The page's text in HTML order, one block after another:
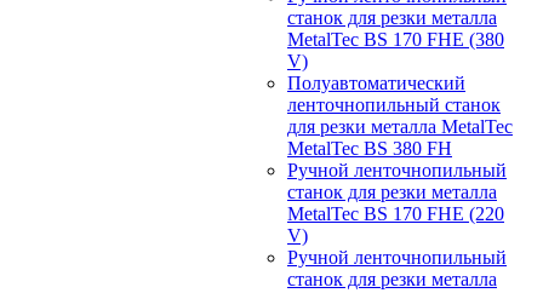
станок для резки металла
MetalTec BS 170 FHE (380
V)
Полуавтоматический
ленточнопильный станок
для резки металла MetalTec
MetalTec BS 380 FH
Ручной ленточнопильный
станок для резки металла
MetalTec BS 170 FHE (220
V)
Ручной ленточнопильный
станок для резки металла